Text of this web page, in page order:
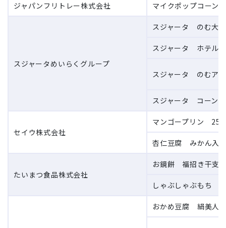
ジャパンフリトレー株式会社 マイクポップコー
スジャータめいらくグループ
スジャータ のむ
スジャータ ホテル
スジャータ のむア
スジャータ コーン
セイウ株式会社
マンゴープリン
杏仁豆腐 みかん入
たいまつ食品株式会社
お鏡餅 福招き干支
しゃぶしゃぶもち
おかめ豆腐 絹美